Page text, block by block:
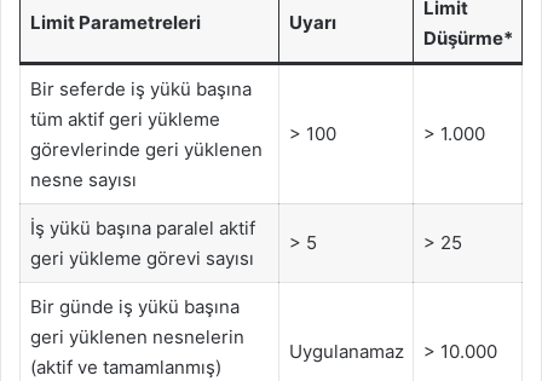
Limit Parametreleri Uyarı
Limit
Düşürme*
Bir seferde iş yükü başına
tüm aktif geri yükleme
görevlerinde geri yüklenen
nesne sayısı
> 100 > 1.000
İş yükü başına paralel aktif
geri yükleme görevi sayısı
> 5 > 25
Bir günde iş yükü başına
geri yüklenen nesnelerin
(aktif ve tamamlanmış)
Uygulanamaz > 10.000